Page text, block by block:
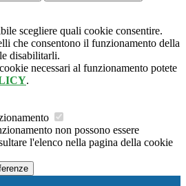
scegliere quali cookie consentire.
che consentono il funzionamento della
disabilitarli.
necessari al funzionamento potete
.
non possono essere
l'elenco nella pagina della cookie